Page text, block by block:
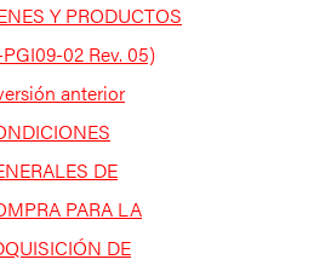
Y PRODUCTOS
02 Rev. 05)
versión anterior
DE
PARA LA
DE